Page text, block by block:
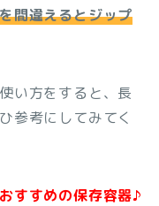
間違えるとジップ
い方をすると、長
参考にしてみてく
すすめの保存容器♪